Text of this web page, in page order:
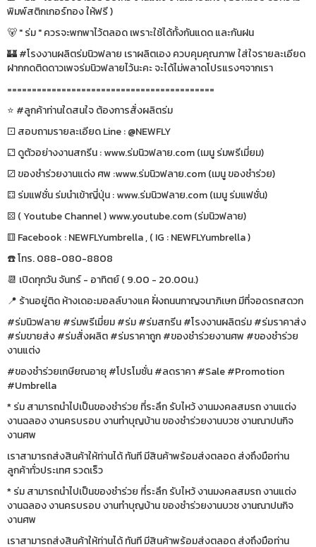
พิมพ์สติกเกอร์ทอง ให้ฟรี )
🐻 " ร่ม " ควรจะพกพาไว้ตลอด เพราะใช้ได้ทั้งกันแดด และกันฝน
🏰 #โรงงานผลิตร่มนิวฟลาย เราผลิตเอง ควบคุมคุณภาพ ใส่ใจรายละเอียด
ฝากกดติดดาวเพจร่มนิวฟลายไว้นะคะ จะได้ไม่พลาดโปรแรงๆจากเรา
==========================================
⭐️ #ลูกค้าท่านใดสนใจ ต้องการสั่งผลิตร่ม
⚀ สอบถามรายละเอียด Line : @NEWFLY
⚁ ดูตัวอย่างงานสกรีน : www.ร่มนิวฟลาย.com (เมนู ร่มพรีเมี่ยม)
⚂ ของชำร่วยงานแต่ง ศพ :www.ร่มนิวฟลาย.com (เมนู ของชำร่วย)
⚃ ร่มแฟชั่น ร่มนำเข้าญี่ปุ่น : www.ร่มนิวฟลาย.com (เมนู ร่มแฟชั่น)
⚄ ( Youtube Channel ) www.youtube.com (ร่มนิวฟลาย)
⚅ Facebook : NEWFLYumbrella , ( IG : NEWFLYumbrella )
☎️ โทร. 088-080-8808
📆 เปิดทุกวัน จันทร์ - อาทิตย์ ( 9.00 - 20.00น.)
📍 ร้านอยู่ติด ห้างเดอะมอลล์บางแค ฝั่งถนนกาญจนาภิเษก มีที่จอดรถสดวก
#ร่มนิวฟลาย #ร่มพรีเมี่ยม #ร่ม #ร่มสกรีน #โรงงานผลิตร่ม #ร่มราคาส่ง
#ร่มขายส่ง #ร่มสั่งผลิต #ร่มราคาถูก #ของชำร่วยงานศพ #ของชำร่วย
งานแต่ง
#ของชำร่วยเกษียณอายุ #โปรโมชั่น #ลดราคา #Sale #Promotion
#Umbrella
* ร่ม สามารถนำไปเป็นของชำร่วย ที่ระลึก รับไหว้ งานมงคลสมรถ งานแต่ง
งานฉลอง งานครบรอบ งานทำบุญบ้าน ของชำร่วยงานบวช งานณาปนกิจ
งานศพ
เราสามารถส่งสินค้าให้ท่านได้ ทันที มีสินค้าพร้อมส่งตลอด ส่งถึงมือท่าน
ลูกค้าทั่วประเทศ รวดเร็ว
* ร่ม สามารถนำไปเป็นของชำร่วย ที่ระลึก รับไหว้ งานมงคลสมรถ งานแต่ง
งานฉลอง งานครบรอบ งานทำบุญบ้าน ของชำร่วยงานบวช งานณาปนกิจ
งานศพ
เราสามารถส่งสินค้าให้ท่านได้ ทันที มีสินค้าพร้อมส่งตลอด ส่งถึงมือท่าน